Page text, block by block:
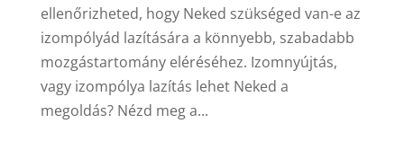
ellenőrizheted, hogy Neked szükséged van-e az
izompólyád lazítására a könnyebb, szabadabb
mozgástartomány eléréséhez. Izomnyújtás,
vagy izompólya lazítás lehet Neked a
megoldás? Nézd meg a...